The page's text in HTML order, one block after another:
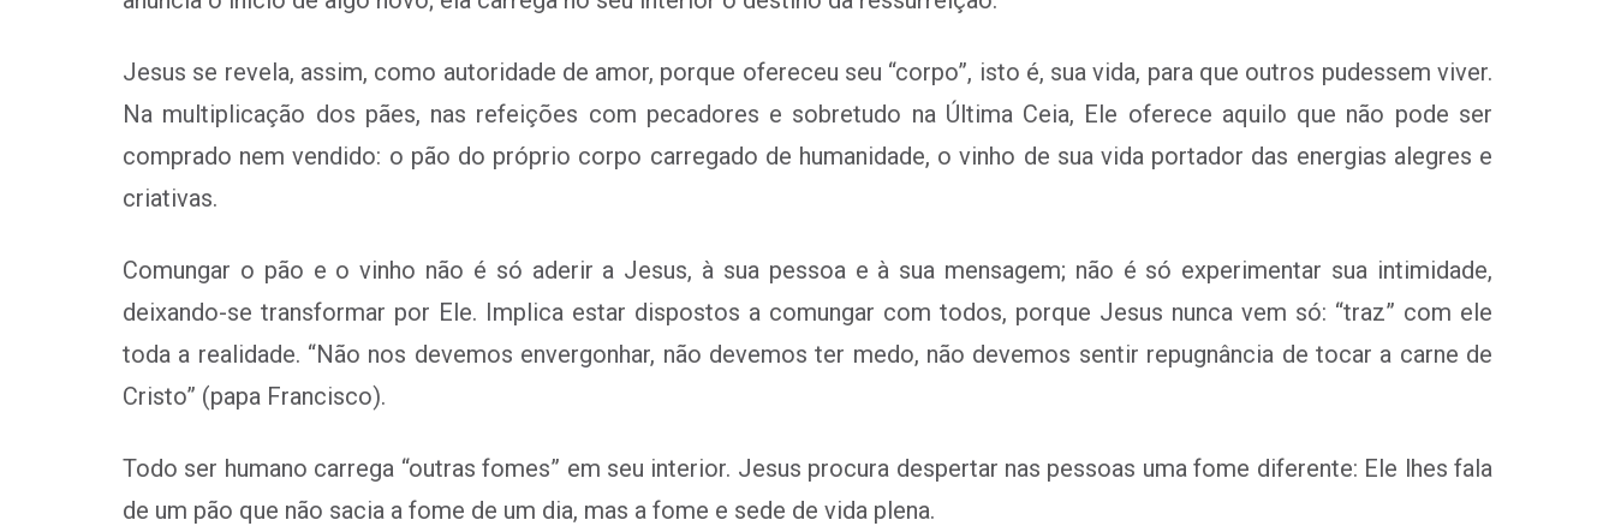
Jesus se revela, assim, como autoridade de amor, porque ofereceu seu “corpo”, isto é, sua vida, para que outros pudessem viver.
Na multiplicação dos pães, nas refeições com pecadores e sobretudo na Última Ceia, Ele oferece aquilo que não pode ser
comprado nem vendido: o pão do próprio corpo carregado de humanidade, o vinho de sua vida portador das energias alegres e
criativas.
Comungar o pão e o vinho não é só aderir a Jesus, à sua pessoa e à sua mensagem; não é só experimentar sua intimidade,
deixando-se transformar por Ele. Implica estar dispostos a comungar com todos, porque Jesus nunca vem só: “traz” com ele
toda a realidade. “Não nos devemos envergonhar, não devemos ter medo, não devemos sentir repugnância de tocar a carne de
Cristo” (papa Francisco).
Todo ser humano carrega “outras fomes” em seu interior. Jesus procura despertar nas pessoas uma fome diferente: Ele lhes fala
de um pão que não sacia a fome de um dia, mas a fome e sede de vida plena.